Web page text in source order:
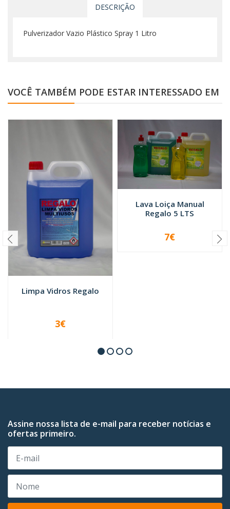
DESCRIÇÃO
Pulverizador Vazio Plástico Spray 1 Litro
VOCÊ TAMBÉM PODE ESTAR INTERESSADO EM
Limpa Vidros Regalo
VER OPÇÕES
3€
Lava Loiça Manual
Regalo 5 LTS
+
7€
Assine nossa lista de e-mail para receber notícias e
ofertas primeiro.